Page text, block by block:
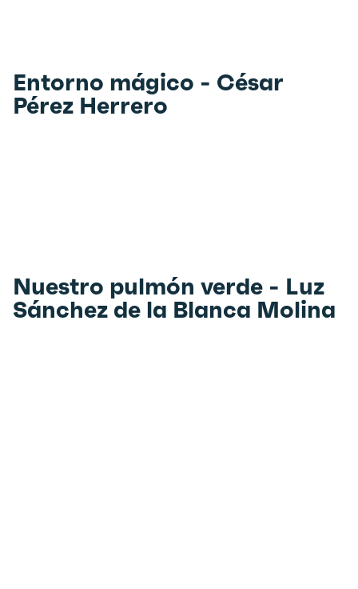
Entorno mágico - César
Pérez Herrero
Nuestro pulmón verde - Luz
Sánchez de la Blanca Molina